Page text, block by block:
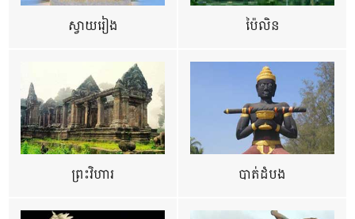
ស្វាយរៀង ប៉ៃលិន
ព្រះវិហារ បាត់ដំបង